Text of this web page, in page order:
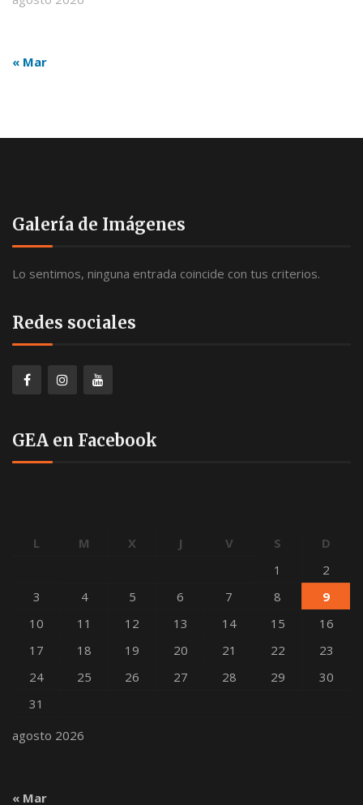
« Mar
Galería de Imágenes
Lo sentimos, ninguna entrada coincide con tus criterios.
Redes sociales
GEA en Facebook
agosto 2026
L M X J V S
D
1
2
3
4 5 6 7 8
9
10
11 12 13 14 15
16
17
18 19 20 21 22
23
24
25 26 27 28 29
30
31
« Mar